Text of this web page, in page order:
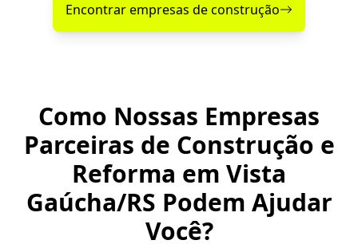
Encontrar empresas de construção
Como Nossas Empresas
Parceiras de Construção e
Reforma em Vista
Gaúcha/RS Podem Ajudar
Você?